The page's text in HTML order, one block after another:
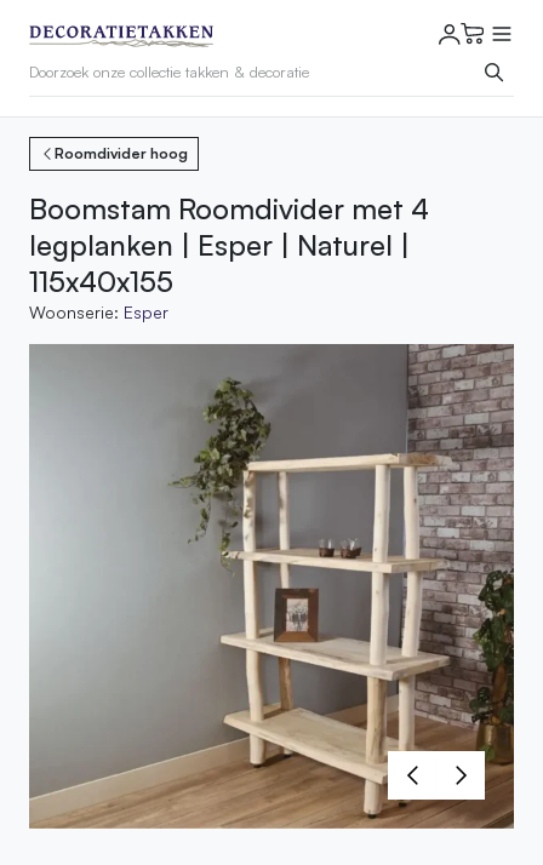
Roomdivider hoog
Boomstam Roomdivider met 4
legplanken | Esper | Naturel |
115x40x155
Woonserie: Esper